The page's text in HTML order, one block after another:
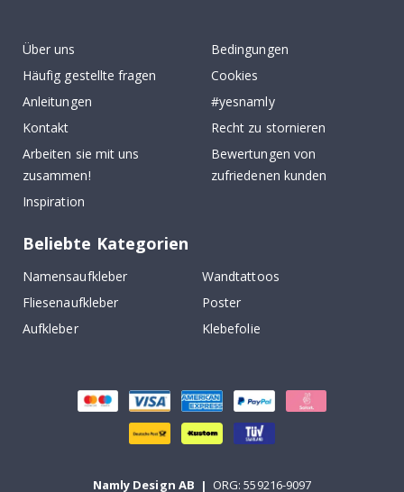
Über uns
Häufig gestellte fragen
Anleitungen
Kontakt
Arbeiten sie mit uns
zusammen!
Inspiration
Bedingungen
Cookies
#yesnamly
Recht zu stornieren
Bewertungen von
zufriedenen kunden
Beliebte Kategorien
Namensaufkleber
Wandtattoos
Fliesenaufkleber
Poster
Aufkleber
Klebefolie
Namly Design AB | ORG: 559216-9097